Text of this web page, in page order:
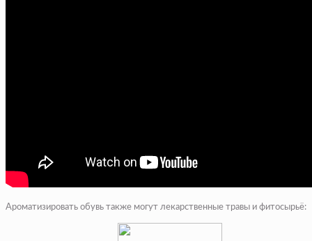
Ароматизировать обувь также могут лекарственные травы и фитосырьё: